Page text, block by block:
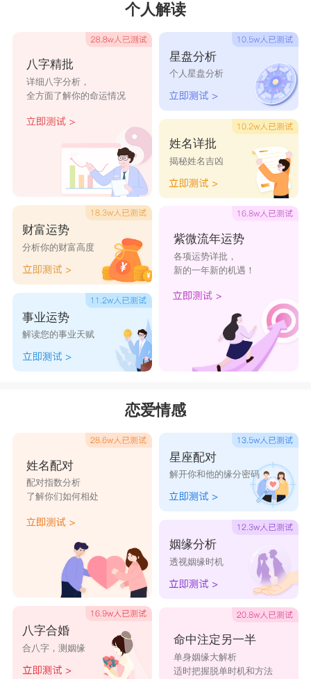
但是天蝎座男人也是非常没有安全感的一个
所以在恋爱中占有欲特别强，往往让自己心爱的女
人越走越远，在感情中一直得不到的天蝎座经常让
自己寝食难安，甚至在感情中迷失自己，一直走不
出来，过不了自己的感情那关。天蝎座的偏执往往
会让失去自己的感情，因为他们都是用自己的生
命，付出自己的全部去对待自己的感情，其实感情
是对等的，是互相的，是自由的，换个思维来经营
自己的感情也许会更好。
天秤座
天秤座
的男人其实是很完美的一类人，身边的
异性缘也不错，但是为什么说天秤座的男人也是过
不了情劫的呢，其实天秤座的男人在感情中付出的
很多，但是却没有去想过自己会得到什么，有时候
只是自己单方面的付出自己全部，却不考虑对方是
而且天秤座的男人太追求完美了，总是希望能够找
到一个非常完美的对象，导致有自己认为的所谓完
美对象出现的时候，就一味的自己去付出，去追
求，对方的心意都没有考虑，经常受伤的就只有自
星座乐原创文章，转载需注明出处
个人解读
八字精批
详细八字分析，
全方面了解你的命运情况
财富运势
分析你的财富高度
事业运势
解读您的事业天赋
星盘分析
个人星盘分析
姓名详批
揭秘姓名吉凶
紫微流年运势
各项运势详批，
新的一年新的机遇！
恋爱情感
姓名配对
配对指数分析
了解你们如何相处
八字合婚
合八字，测姻缘
星座配对
解开你和他的缘分密码
姻缘分析
透视姻缘时机
命中注定另一半
单身姻缘大解析
适时把握脱单时机和方法